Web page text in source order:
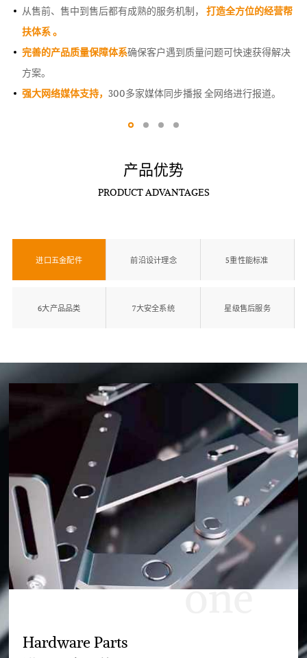
从售前、售中到售后都有成熟的服务机制， 打造全方位的经营帮
扶体系 。
完善的产品质量保障体系确保客户遇到质量问题可快速获得解决
方案。
强大网络媒体支持， 300多家媒体同步播报 全网络进行报道。
产品优势
PRODUCT ADVANTAGES
进口五金配件 前沿设计理念 5重性能标准
6大产品品类 7大安全系统 星级售后服务
one
Hardware Parts